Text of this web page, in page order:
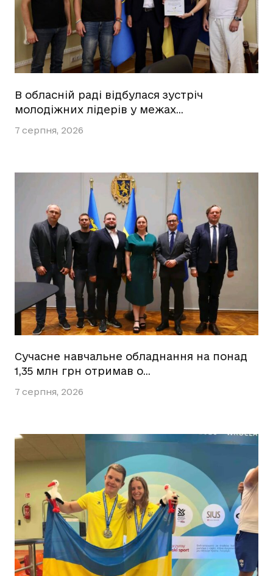
В обласній раді відбулася зустріч
молодіжних лідерів у межах…
7 серпня, 2026
Сучасне навчальне обладнання на понад
1,35 млн грн отримав о…
7 серпня, 2026